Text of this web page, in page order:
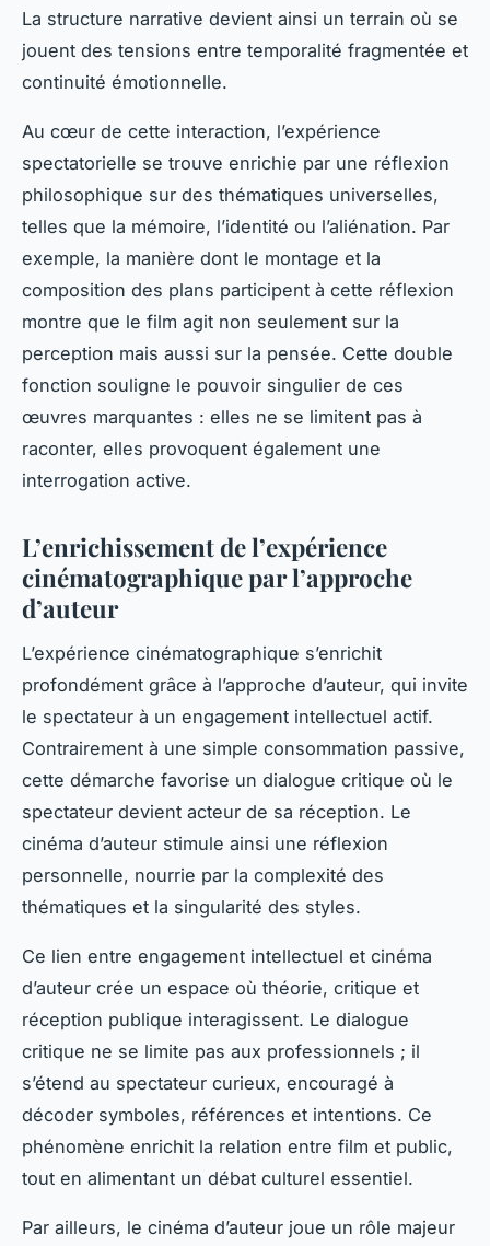
La structure narrative devient ainsi un terrain où se
jouent des tensions entre temporalité fragmentée et
continuité émotionnelle.
Au cœur de cette interaction, l’expérience
spectatorielle se trouve enrichie par une réflexion
philosophique sur des thématiques universelles,
telles que la mémoire, l’identité ou l’aliénation. Par
exemple, la manière dont le montage et la
composition des plans participent à cette réflexion
montre que le film agit non seulement sur la
perception mais aussi sur la pensée. Cette double
fonction souligne le pouvoir singulier de ces
œuvres marquantes : elles ne se limitent pas à
raconter, elles provoquent également une
interrogation active.
L’enrichissement de l’expérience
cinématographique par l’approche
d’auteur
L’expérience cinématographique s’enrichit
profondément grâce à l’approche d’auteur, qui invite
le spectateur à un engagement intellectuel actif.
Contrairement à une simple consommation passive,
cette démarche favorise un dialogue critique où le
spectateur devient acteur de sa réception. Le
cinéma d’auteur stimule ainsi une réflexion
personnelle, nourrie par la complexité des
thématiques et la singularité des styles.
Ce lien entre engagement intellectuel et cinéma
d’auteur crée un espace où théorie, critique et
réception publique interagissent. Le dialogue
critique ne se limite pas aux professionnels ; il
s’étend au spectateur curieux, encouragé à
décoder symboles, références et intentions. Ce
phénomène enrichit la relation entre film et public,
tout en alimentant un débat culturel essentiel.
Par ailleurs, le cinéma d’auteur joue un rôle majeur